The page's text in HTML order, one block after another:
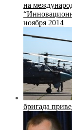
на
ноября 2014
бригада